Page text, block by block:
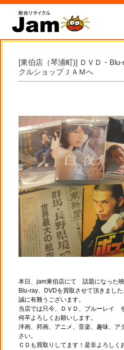
[東伯店（琴浦町)] ＤＶＤ・
クルショップＪＡＭへ
本日、jam東伯店にて 話題になっ
Blu-ray、DVDを買取させて頂きました
誠に有難うございます。
当店では只今、ＤＶＤ、ブルーレイ
何卒よろしくお願いします。
洋画、邦画、アニメ、音楽、趣味、ア
さい。
ＣＤも買取りしてます！是非よろしく